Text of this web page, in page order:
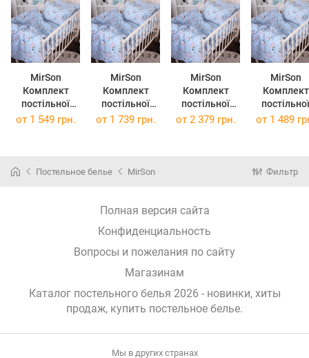
MirSon
Комплект
постільної
білизни
175х210 см
MirSon
Комплект
постільної
білизни Євро
Бязь
MirSon
Комплект
постільної
білизни
MirSon
Комплект
постільної
білизни
160х220
от 1 549 грн. от 1 739 грн. от 2 379 грн. от 1 489
Постельное белье MirSon Фильтр
Полная версия сайта
Конфиденциальность
Вопросы и пожелания по сайту
Магазинам
Каталог постельного белья 2026 - новинки, хиты
продаж, купить постельное белье.
Мы в других странах